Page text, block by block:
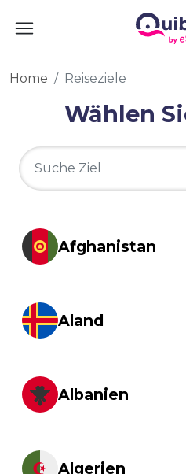
Home Reiseziele
Wählen
Afghanistan
Aland
Albanien
Algerien